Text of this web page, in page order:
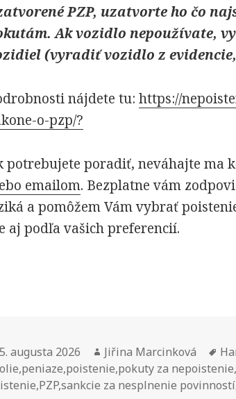
PZP, uzatvorte ho čo
Ak vozidlo nepoužívate,
(vyradiť vozidlo z
nájdete tu:https://
o-pzp/?
potrebujete poradiť, neváhajte ma
emailom. Bezplatne vám
a pomôžem Vám vybrať
aj podľa vašich preferencií.
Publikované
5. augusta 2026 Autor
Jiřina Marcinková
,peniaze,poistenie,pokuty za nepoistenie,
,PZP,sankcie za nesplnenie povinností